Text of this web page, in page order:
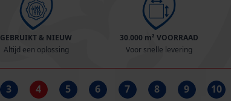
GEBRUIKT & NIEUW
Altijd een oplossing
30.000 m² VOORRAAD
Voor snelle levering
3 4 5 6 7 8 9 10